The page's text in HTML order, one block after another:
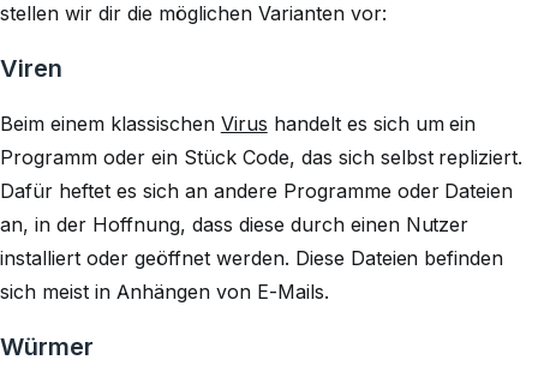
stellen wir dir die möglichen Varianten vor:
Viren
Beim einem klassischen Virus handelt es sich um ein
Programm oder ein Stück Code, das sich selbst repliziert.
Dafür heftet es sich an andere Programme oder Dateien
an, in der Hoffnung, dass diese durch einen Nutzer
installiert oder geöffnet werden. Diese Dateien befinden
sich meist in Anhängen von E-Mails.
Würmer